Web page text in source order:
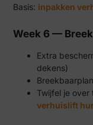
Basis: inpakken
Week 6 —
Extra
dekens)
Twijfel je
verhuislift